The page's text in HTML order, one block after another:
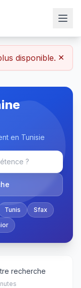
disponible. ×
en Tunisie
Tunis
Sfax
recherche